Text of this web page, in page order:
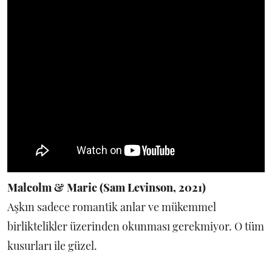
Malcolm & Marie (Sam Levinson, 2021)
Aşkın sadece romantik anlar ve mükemmel
birliktelikler üzerinden okunması gerekmiyor. O tüm
kusurları ile güzel.